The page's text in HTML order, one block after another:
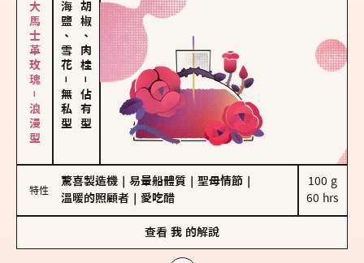
大馬士革玫瑰－浪漫型 海鹽、雪花
－
無私型
胡椒、肉桂
－
佔有型
特性
驚喜製造機 易暈船體質 聖母情節
溫暖的照顧者
愛吃醋
100 g
60 hrs
查看 我 的解說